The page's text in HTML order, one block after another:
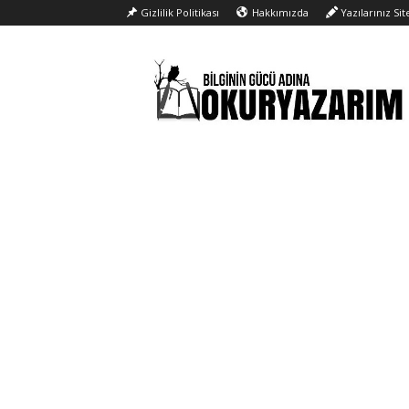
Gizlilik Politikası Hakkımızda Yazılarınız
Yazarım